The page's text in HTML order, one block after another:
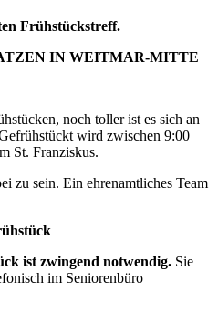
Frühstückstreff.
IN WEITMAR-MITTE
noch toller ist es sich an
wird zwischen 9:00
St. Franziskus.
zu sein. Ein ehrenamtliches Team
ist zwingend notwendig. Sie
im Seniorenbüro